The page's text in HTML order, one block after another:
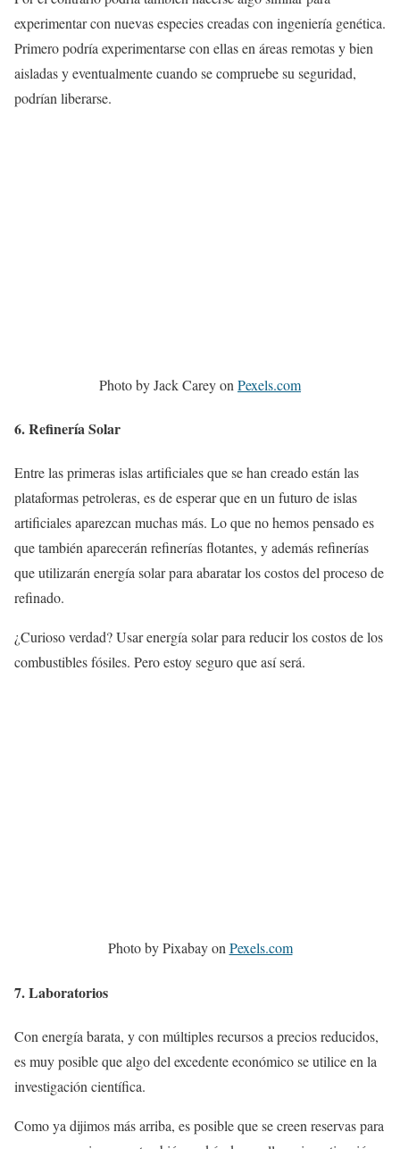
experimentar con nuevas especies creadas con ingeniería genética.
Primero podría experimentarse con ellas en áreas remotas y bien
aisladas y eventualmente cuando se compruebe su seguridad,
podrían liberarse.
Photo by Jack Carey on Pexels.com
6. Refinería Solar
Entre las primeras islas artificiales que se han creado están las
plataformas petroleras, es de esperar que en un futuro de islas
artificiales aparezcan muchas más. Lo que no hemos pensado es
que también aparecerán refinerías flotantes, y además refinerías
que utilizarán energía solar para abaratar los costos del proceso de
refinado.
¿Curioso verdad? Usar energía solar para reducir los costos de los
combustibles fósiles. Pero estoy seguro que así será.
Photo by Pixabay onPexels.com
7. Laboratorios
Con energía barata, y con múltiples recursos a precios reducidos,
es muy posible que algo del excedente económico se utilice en la
investigación científica.
Como ya dijimos más arriba, es posible que se creen reservas para